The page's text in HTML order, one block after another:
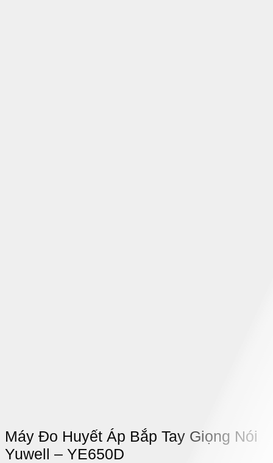
Máy Đo Huyết Áp Bắp Tay Giọng Nói
Yuwell – YE650D